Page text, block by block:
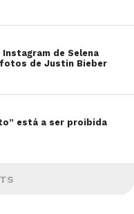
de Selena
de Justin Bieber
está a ser proibida